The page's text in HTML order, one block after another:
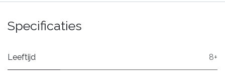
Specificaties
Leeftijd 8+